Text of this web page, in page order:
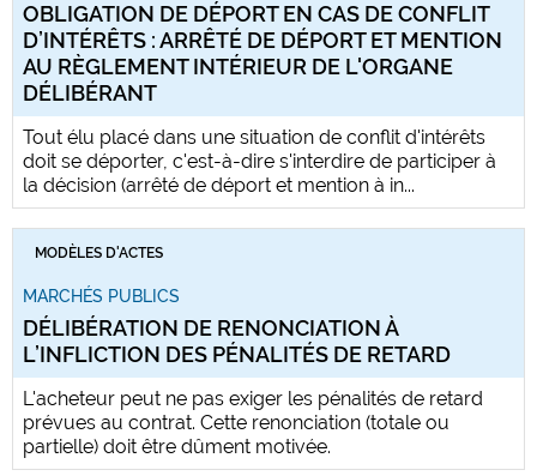
OBLIGATION DE DÉPORT EN CAS DE CONFLIT
D’INTÉRÊTS : ARRÊTÉ DE DÉPORT ET MENTION
AU RÈGLEMENT INTÉRIEUR DE L'ORGANE
DÉLIBÉRANT
Tout élu placé dans une situation de conflit d'intérêts
doit se déporter, c'est-à-dire s'interdire de participer à
la décision (arrêté de déport et mention à in...
MODÈLES D'ACTES
MARCHÉS PUBLICS
DÉLIBÉRATION DE RENONCIATION À
L’INFLICTION DES PÉNALITÉS DE RETARD
L'acheteur peut ne pas exiger les pénalités de retard
prévues au contrat. Cette renonciation (totale ou
partielle) doit être dûment motivée.